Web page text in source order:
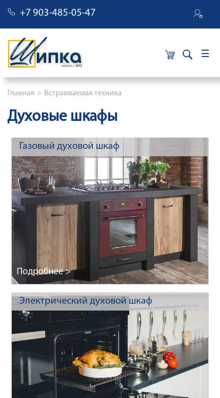
+7 903-485-05-47 ×
Строка навигации
Главная Встраиваемая техника
Духовые шкафы
Газовый духовой шкаф
Подробнее >
Электрический духовой шкаф